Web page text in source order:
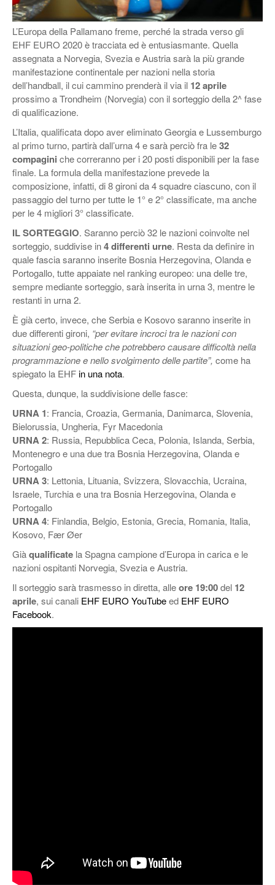
L’Europa della Pallamano freme, perché la strada verso gli
EHF EURO 2020 è tracciata ed è entusiasmante. Quella
assegnata a Norvegia, Svezia e Austria sarà la più grande
manifestazione continentale per nazioni nella storia
dell’handball, il cui cammino prenderà il via il 12 aprile
prossimo a Trondheim (Norvegia) con il sorteggio della 2^ fase
di qualificazione.
L’Italia, qualificata dopo aver eliminato Georgia e Lussemburgo
al primo turno, partirà dall’urna 4 e sarà perciò fra le32
compagini che correranno per i 20 posti disponibili per la fase
finale. La formula della manifestazione prevede la
composizione, infatti, di 8 gironi da 4 squadre ciascuno, con il
passaggio del turno per tutte le 1° e 2° classificate, ma anche
per le 4 migliori 3° classificate.
IL SORTEGGIO. Saranno perciò 32 le nazioni coinvolte nel
sorteggio, suddivise in4 differenti urne. Resta da definire in
quale fascia saranno inserite Bosnia Herzegovina, Olanda e
Portogallo, tutte appaiate nel ranking europeo: una delle tre,
sempre mediante sorteggio, sarà inserita in urna 3, mentre le
restanti in urna 2.
È già certo, invece, che Serbia e Kosovo saranno inserite in
due differenti gironi, “per evitare incroci tra le nazioni con
situazioni geo-politiche che potrebbero causare difficoltà nella
programmazione e nello svolgimento delle partite”, come ha
spiegato la EHFin una nota.
Questa, dunque, la suddivisione delle fasce:
URNA 1: Francia, Croazia, Germania, Danimarca, Slovenia,
Bielorussia, Ungheria, Fyr Macedonia
URNA 2: Russia, Repubblica Ceca, Polonia, Islanda, Serbia,
Montenegro e una due tra Bosnia Herzegovina, Olanda e
Portogallo
URNA 3: Lettonia, Lituania, Svizzera, Slovacchia, Ucraina,
Israele, Turchia e una tra Bosnia Herzegovina, Olanda e
Portogallo
URNA 4: Finlandia, Belgio, Estonia, Grecia, Romania, Italia,
Kosovo, Fær Øer
Giàqualificate la Spagna campione d’Europa in carica e le
nazioni ospitanti Norvegia, Svezia e Austria.
Il sorteggio sarà trasmesso in diretta, alleore 19:00del 12
aprile, sui canali EHF EURO YouTubeed EHF EURO
Facebook.